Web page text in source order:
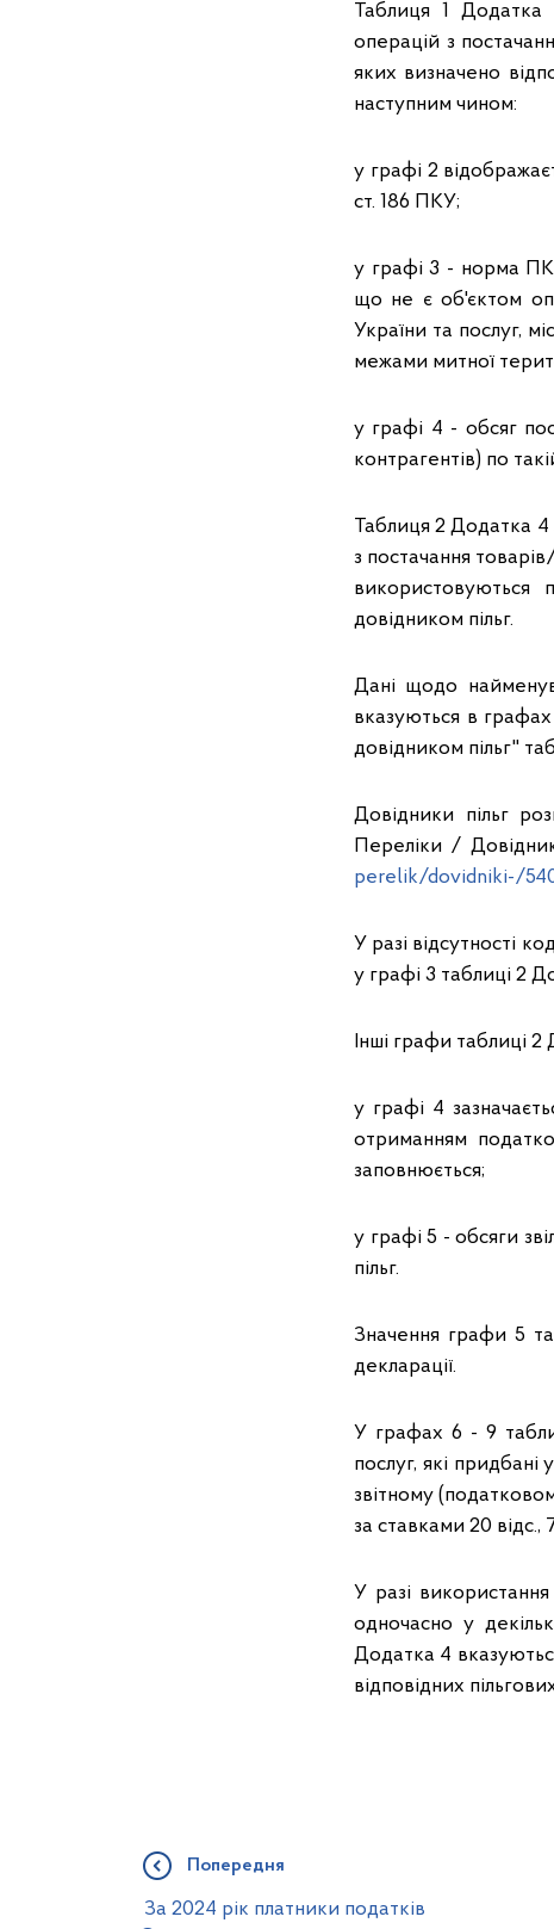
Таблиця 1 Додатка
операцій з
яких визначено
наступним чином:
у графі 2
ст. 186 ПКУ;
у графі 3 - норма
що не є об'єктом
України та послуг,
межами митної
у графі 4 - обсяг
контрагентів) по
Таблиця 2 Додатка 4
з постачання
використовуються
довідником пільг.
Дані щодо
вказуються в
довідником пільг"
Довідники пільг
Переліки /
perelik/dovidniki-/
У разі відсутності
у графі 3 таблиці 2
Інші графи таблиці
у графі 4
отриманням
заповнюється;
у графі 5 - обсяги
пільг.
Значення графи 5
декларації.
У графах 6 - 9
послуг, які
звітному
за ставками 20 відс.,
У разі
одночасно у
Додатка 4
відповідних
Попередня
За 2024 рік платники податків